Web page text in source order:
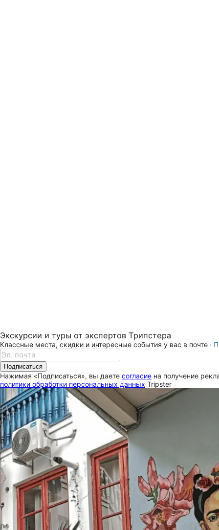
Экскурсии и туры от экспертов Трипстера
Классные места, скидки и интересные события у вас в почте ·
Подписаться
Нажимая «Подписаться», вы даете согласие на получение
политики обработки персональных данных Tripster